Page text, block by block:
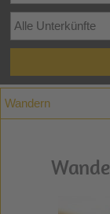
Wandern